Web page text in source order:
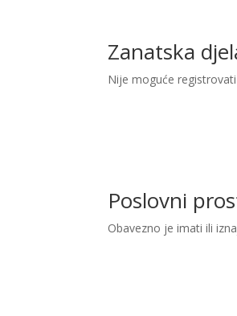
Zanatska
Nije moguće
Poslovni
Obavezno je imati ili